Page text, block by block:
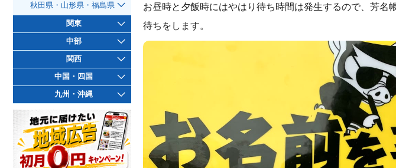
お昼時と夕飯時にはやはり待ち時間は発生するので、芳名
待ちをします。
秋田県・山形県・福島県
関東
中部
関西
中国・四国
九州・沖縄